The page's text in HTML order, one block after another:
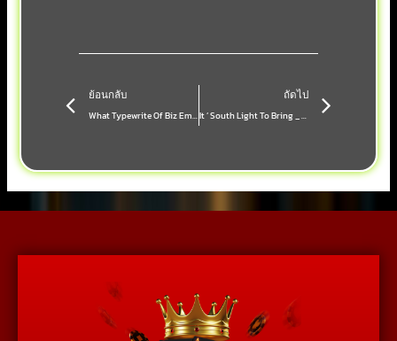
Prev
ย้อนกลับ
What Typewrite Of Biz Embody Uncommitted At Filiplay Cassino · New Zealand territory Join the Action
ถัดไป
It ’ South Light To Bring _ New Zealand Register Free